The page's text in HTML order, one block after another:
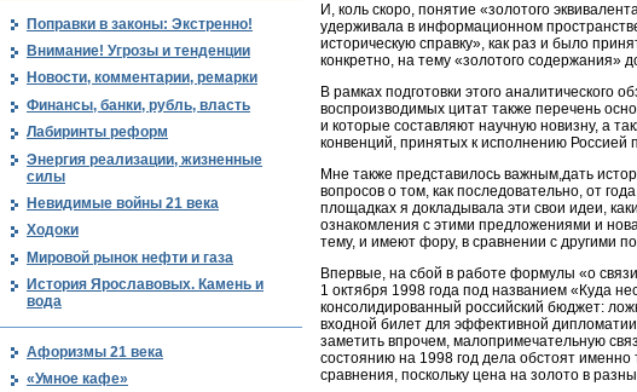
И, коль скоро, понятие «золотого
удерживала в информационном
историческую справку», как раз и было
конкретно, на тему «золотого содержания»
В рамках подготовки этого аналитического
воспроизводимых цитат также перечень
и которые составляют научную новизну, а
конвенций, принятых к исполнению
Мне также представилось важным,дать
вопросов о том, как последовательно, от
площадках я докладывала эти свои идеи,
ознакомления с этими предложениями и
тему, и имеют фору, в сравнении с другими
Впервые, на сбой в работе формулы «о
1 октября 1998 года под названием «Куда
консолидированный российский бюджет:
входной билет для эффективной
заметить впрочем, малопримечательную
состоянию на 1998 год дела обстоят
сравнения, поскольку цена на золото в
Поправки в законы: Экстренно!
Внимание! Угрозы и тенденции
Новости, комментарии, ремарки
Финансы, банки, рубль, власть
Лабиринты реформ
Энергия реализации, жизненные
силы
Невидимые войны 21 века
Ходоки
Мировой рынок нефти и газа
История Ярославовых. Камень и
вода
Афоризмы 21 века
«Умное кафе»